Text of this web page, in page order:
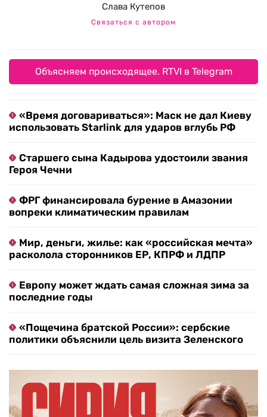
Слава Кутепов
Связаться с автором
Объясняем происходящее. RTVI в Telegram
«Время договариваться»: Маск не дал Киеву
использовать Starlink для ударов вглубь РФ
Старшего сына Кадырова удостоили звания
Героя Чечни
ФРГ финансировала бурение в Амазонии
вопреки климатическим правилам
Мир, деньги, жилье: как «российская мечта»
расколола сторонников ЕР, КПРФ и ЛДПР
Европу может ждать самая сложная зима за
последние годы
«Пощечина братской России»: сербские
политики объяснили цель визита Зеленского